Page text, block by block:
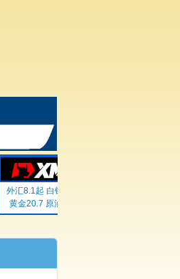
外汇8.1起 白银72
黄金20.7 原油无